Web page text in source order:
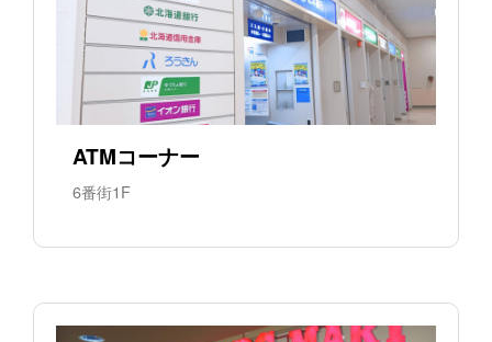
ATMコーナー
6番街1F